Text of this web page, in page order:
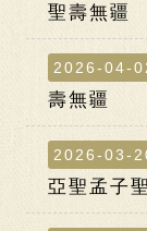
聖壽無疆
2026-04-
壽無疆
2026-03-
亞聖孟子